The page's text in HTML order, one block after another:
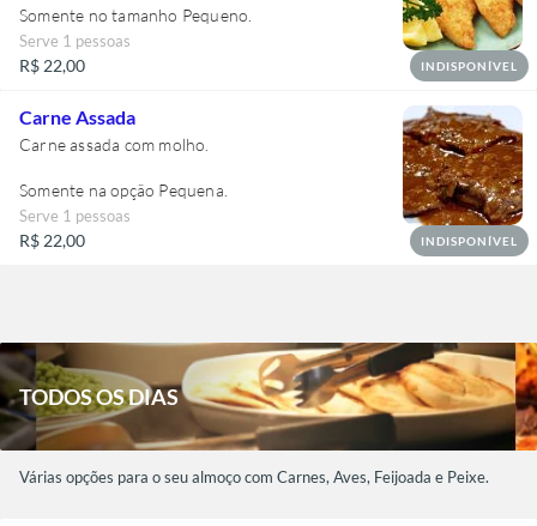
Somente no tamanho Pequeno.
Serve 1 pessoas
R$ 22,00 INDISPONÍVEL
Carne Assada
Carne assada com molho.
Somente na opção Pequena.
Serve 1 pessoas
R$ 22,00 INDISPONÍVEL
TODOS OS DIAS
Várias opções para o seu almoço com Carnes, Aves, Feijoada e Peixe.